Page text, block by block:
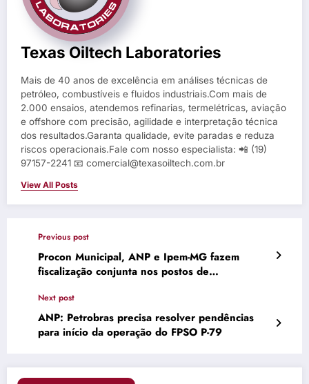
Texas Oiltech Laboratories
Mais de 40 anos de excelência em análises técnicas de
petróleo, combustíveis e fluidos industriais.Com mais de
2.000 ensaios, atendemos refinarias, termelétricas, aviação
e offshore com precisão, agilidade e interpretação técnica
dos resultados.Garanta qualidade, evite paradas e reduza
riscos operacionais.Fale com nosso especialista: 📲 (19)
97157-2241 📧 comercial@texasoiltech.com.br
View All Posts
Previous post
Procon Municipal, ANP e Ipem-MG fazem
fiscalização conjunta nos postos de
Next post
ANP: Petrobras precisa resolver pendências
para início da operação do FPSO P-79